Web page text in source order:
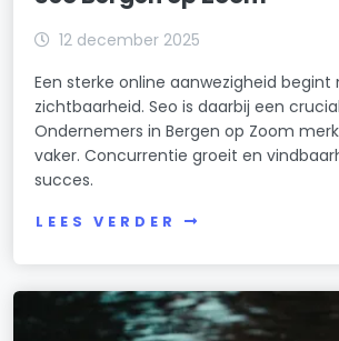
12 december 2025
Een sterke online aanwezigheid begint
zichtbaarheid. Seo is daarbij een
Ondernemers in Bergen op Zoom
vaker. Concurrentie groeit en
succes.
LEES VERDER